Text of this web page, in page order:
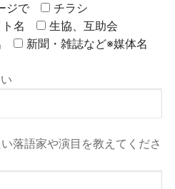
ジで
チラシ
名
生協、互助会
新聞・雑誌など※媒体名
落語家や演目を教えてくださ